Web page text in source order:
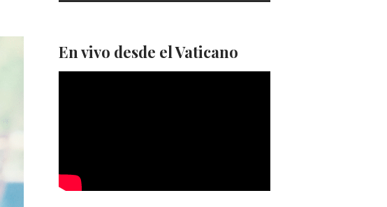
En vivo desde el Vaticano